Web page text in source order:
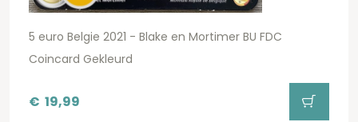
5 euro Belgie 2021 - Blake en Mortimer BU FDC
Coincard Gekleurd
€ 19,99